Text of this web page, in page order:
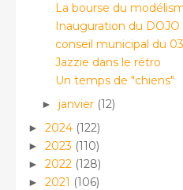
La bourse du
Inauguration du DOJO
conseil municipal du
Jazzie dans le rétro
Un temps de "chiens"
► janvier (12)
► 2024 (122)
► 2023 (110)
► 2022 (128)
► 2021 (106)